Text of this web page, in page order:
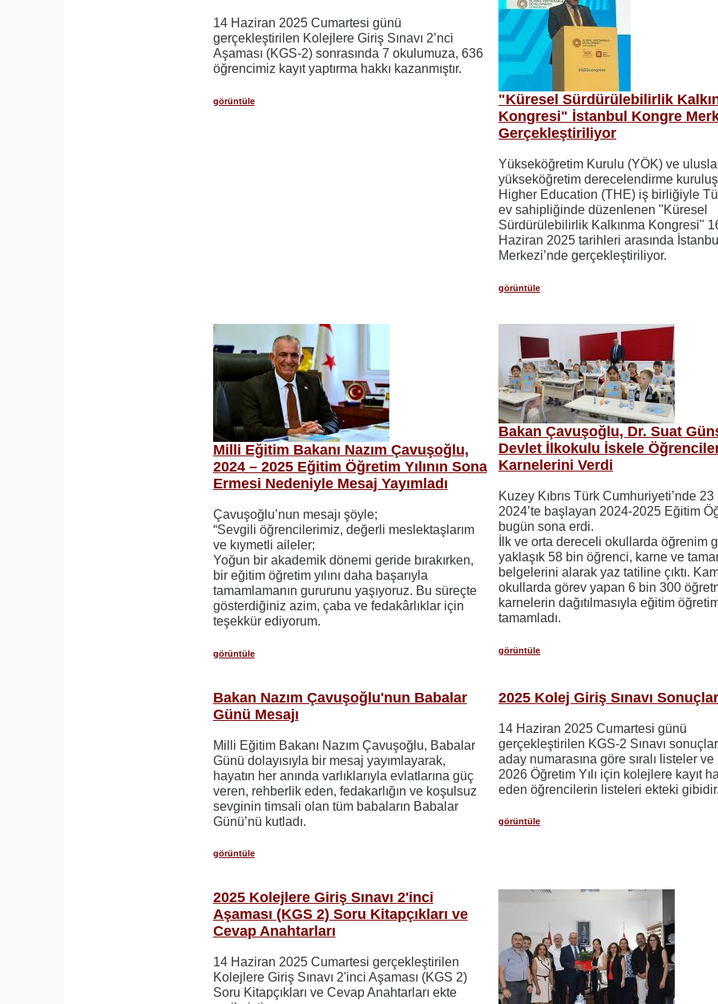
14 Haziran 2025 Cumartesi günü
gerçekleştirilen Kolejlere Giriş Sınavı 2’nci
Aşaması (KGS-2) sonrasında 7 okulumuza, 636
öğrencimiz kayıt yaptırma hakkı kazanmıştır.
görüntüle
"Küresel Sürdürülebilirlik
Kongresi" İstanbul Kongre
Gerçekleştiriliyor
Yükseköğretim Kurulu (YÖK) ve
yükseköğretim derecelendirme
Higher Education (THE) iş birliğiyle
ev sahipliğinde düzenlenen "Küresel
Sürdürülebilirlik Kalkınma Kongresi"
Haziran 2025 tarihleri arasında
Merkezi’nde gerçekleştiriliyor.
görüntüle
Milli Eğitim Bakanı Nazım Çavuşoğlu,
2024 – 2025 Eğitim Öğretim Yılının Sona
Ermesi Nedeniyle Mesaj Yayımladı
Çavuşoğlu’nun mesajı şöyle;
“Sevgili öğrencilerimiz, değerli meslektaşlarım
ve kıymetli aileler;
Yoğun bir akademik dönemi geride bırakırken,
bir eğitim öğretim yılını daha başarıyla
tamamlamanın gururunu yaşıyoruz. Bu süreçte
gösterdiğiniz azim, çaba ve fedakârlıklar için
teşekkür ediyorum.
görüntüle
Bakan Çavuşoğlu, Dr. Suat
Devlet İlkokulu İskele
Karnelerini Verdi
​​​​​​​Kuzey Kıbrıs Türk Cumhuriyeti’nde 23
2024’te başlayan 2024-2025 Eğitim
bugün sona erdi.
İlk ve orta dereceli okullarda öğrenim
yaklaşık 58 bin öğrenci, karne ve
belgelerini alarak yaz tatiline çıktı.
okullarda görev yapan 6 bin 300
karnelerin dağıtılmasıyla eğitim öğretim
tamamladı.
görüntüle
Bakan Nazım Çavuşoğlu'nun Babalar
Günü Mesajı
Milli Eğitim Bakanı Nazım Çavuşoğlu, Babalar
Günü dolayısıyla bir mesaj yayımlayarak,
hayatın her anında varlıklarıyla evlatlarına güç
veren, rehberlik eden, fedakarlığın ve koşulsuz
sevginin timsali olan tüm babaların Babalar
Günü’nü kutladı.
görüntüle
2025 Kolej Giriş Sınavı
14 Haziran 2025 Cumartesi günü
gerçekleştirilen KGS-2 Sınavı
aday numarasına göre sıralı listeler
2026 Öğretim Yılı için kolejlere kayıt
eden öğrencilerin listeleri ekteki gibidir.
görüntüle
2025 Kolejlere Giriş Sınavı 2'inci
Aşaması (KGS 2) Soru Kitapçıkları ve
Cevap Anahtarları
14 Haziran 2025 Cumartesi gerçekleştirilen
Kolejlere Giriş Sınavı 2'inci Aşaması (KGS 2)
Soru Kitapçıkları ve Cevap Anahtarları ekte